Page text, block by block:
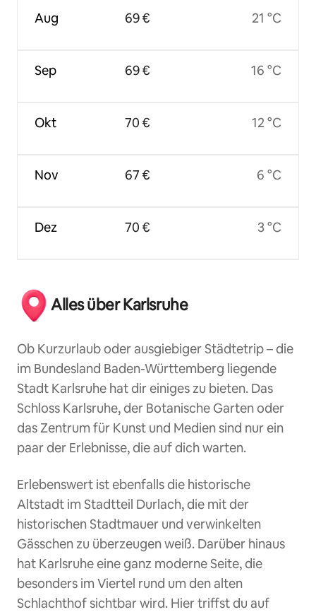
Aug
Sep
Okt
Nov
Dez
69 €
69 €
70 €
67 €
70 €
21 °C
16 °C
12 °C
6 °C
3 °C
Alles über Karlsruhe
Ob Kurzurlaub oder ausgiebiger Städtetrip – die
im Bundesland Baden-Württemberg liegende
Stadt Karlsruhe hat dir einiges zu bieten. Das
Schloss Karlsruhe, der Botanische Garten oder
das Zentrum für Kunst und Medien sind nur ein
paar der Erlebnisse, die auf dich warten.
Erlebenswert ist ebenfalls die historische
Altstadt im Stadtteil Durlach, die mit der
historischen Stadtmauer und verwinkelten
Gässchen zu überzeugen weiß. Darüber hinaus
hat Karlsruhe eine ganz moderne Seite, die
besonders im Viertel rund um den alten
Schlachthof sichtbar wird. Hier triffst du auf